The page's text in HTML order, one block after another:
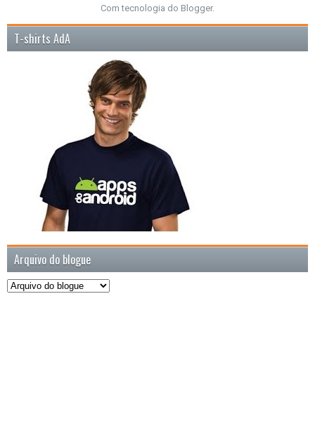
Com tecnologia do Blogger.
T-shirts AdA
Arquivo do blogue